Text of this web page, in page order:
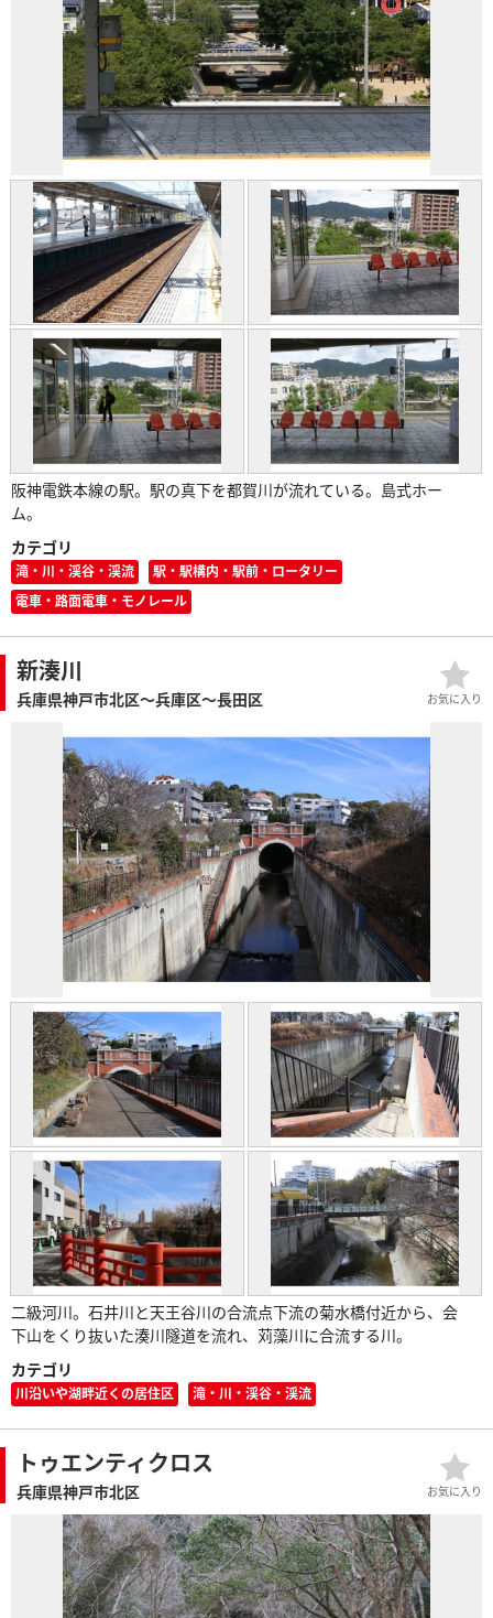
阪神電鉄本線の駅。駅の真下を都賀川が流れている。島式ホー
ム。
カテゴリ
滝・川・渓谷・渓流
駅・駅構内・駅前・ロータリー
電車・路面電車・モノレール
新湊川
兵庫県神戸市北区～兵庫区～長田区
二級河川。石井川と天王谷川の合流点下流の菊水橋付近から、会
下山をくり抜いた湊川隧道を流れ、苅藻川に合流する川。
カテゴリ
川沿いや湖畔近くの居住区 滝・川・渓谷・渓流
お気に入り
トゥエンティクロス
兵庫県神戸市北区 お気に入り